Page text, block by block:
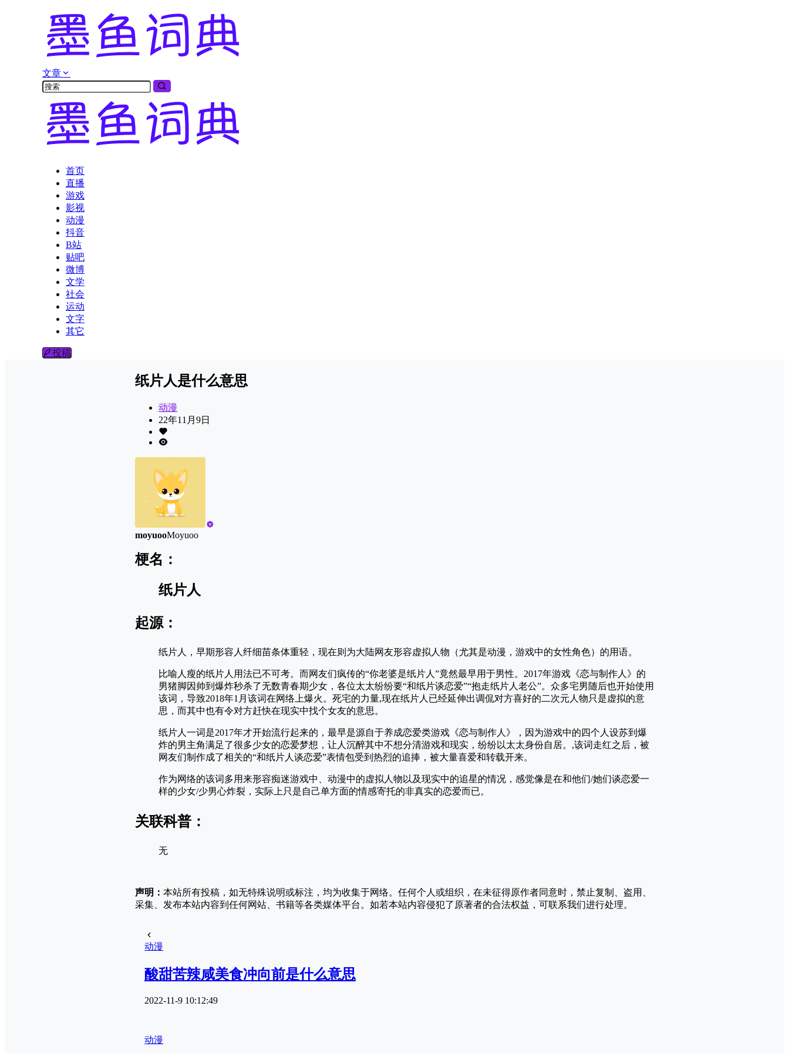
文章
首页
直播
游戏
影视
动漫
抖音
B站
贴吧
微博
文学
社会
运动
文字
其它
投稿
纸片人是什么意思
动漫
22年11月9日
moyuooMoyuoo
梗名：
纸片人
起源：
纸片人，早期形容人纤细苗条体重轻，现在则为大陆网友形容虚拟人物（尤其是动漫，游戏中的女性角色）的用语。
比喻人瘦的纸片人用法已不可考。而网友们疯传的“你老婆是纸片人”竟然最早用于男性。2017年游戏《恋与制作人》的
男猪脚因帅到爆炸秒杀了无数青春期少女，各位太太纷纷要“和纸片谈恋爱”“抱走纸片人老公”。众多宅男随后也开始使用
该词，导致2018年1月该词在网络上爆火。死宅的力量,现在纸片人已经延伸出调侃对方喜好的二次元人物只是虚拟的意
思，而其中也有令对方赶快在现实中找个女友的意思。
纸片人一词是2017年才开始流行起来的，最早是源自于养成恋爱类游戏《恋与制作人》，因为游戏中的四个人设苏到爆
炸的男主角满足了很多少女的恋爱梦想，让人沉醉其中不想分清游戏和现实，纷纷以太太身份自居。,该词走红之后，被
网友们制作成了相关的“和纸片人谈恋爱”表情包受到热烈的追捧，被大量喜爱和转载开来。
作为网络的该词多用来形容痴迷游戏中、动漫中的虚拟人物以及现实中的追星的情况，感觉像是在和他们/她们谈恋爱一
样的少女/少男心炸裂，实际上只是自己单方面的情感寄托的非真实的恋爱而已。
关联科普：
无
声明： 本站所有投稿，如无特殊说明或标注，均为收集于网络。任何个人或组织，在未征得原作者同意时，禁止复制、盗用、
采集、发布本站内容到任何网站、书籍等各类媒体平台。如若本站内容侵犯了原著者的合法权益，可联系我们进行处理。
动漫
酸甜苦辣咸美食冲向前是什么意思
2022-11-9 10:12:49
动漫